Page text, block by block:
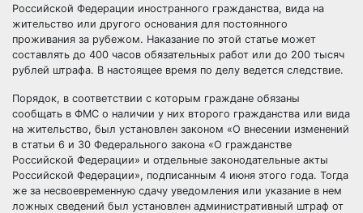
Российской Федерации иностранного гражданства, вида на
жительство или другого основания для постоянного
проживания за рубежом. Наказание по этой статье может
составлять до 400 часов обязательных работ или до 200 тысяч
рублей штрафа. В настоящее время по делу ведется следствие.
Порядок, в соответствии с которым граждане обязаны
сообщать в ФМС о наличии у них второго гражданства или вида
на жительство, был установлен законом «О внесении изменений
в статьи 6 и 30 Федерального закона «О гражданстве
Российской Федерации» и отдельные законодательные акты
Российской Федерации», подписанным 4 июня этого года. Тогда
же за несвоевременную сдачу уведомления или указание в нем
ложных сведений был установлен административный штраф от